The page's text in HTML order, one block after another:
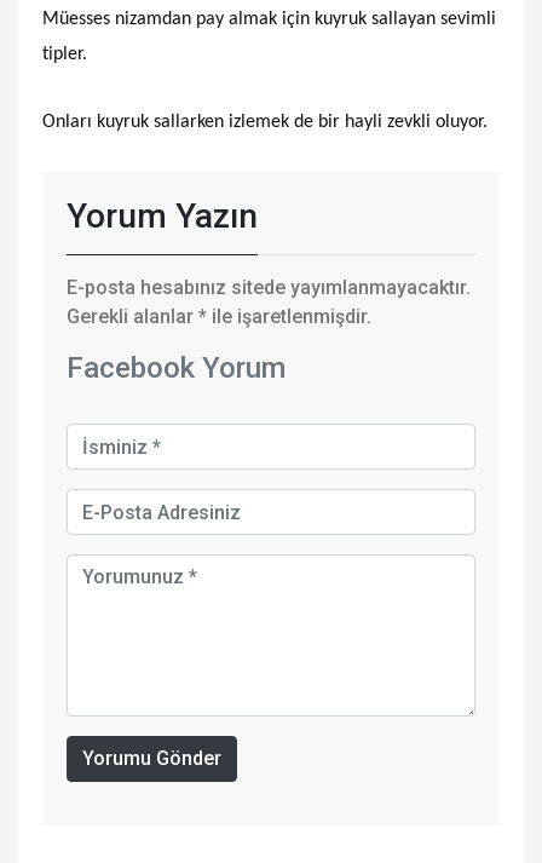
Müesses nizamdan pay almak için kuyruk sallayan sevimli
tipler.
Onları kuyruk sallarken izlemek de bir hayli zevkli oluyor.
Yorum Yazın
E-posta hesabınız sitede yayımlanmayacaktır.
Gerekli alanlar * ile işaretlenmişdir.
Facebook Yorum
Yorumu Gönder